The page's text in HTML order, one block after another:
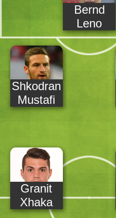
Bernd
Leno
Shkodran
Mustafi
Granit
Xhaka